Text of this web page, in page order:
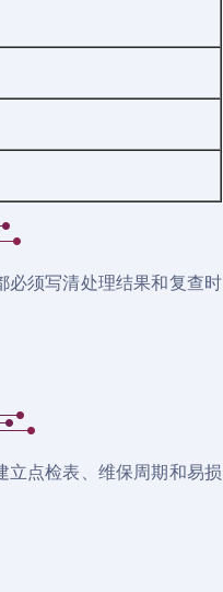
必须写清处理结果和复查时
点检表、维保周期和易损